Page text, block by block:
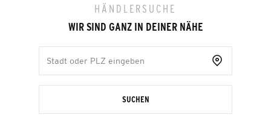
HÄNDLERSUCHE
WIR SIND GANZ IN DEINER NÄHE
SUCHEN